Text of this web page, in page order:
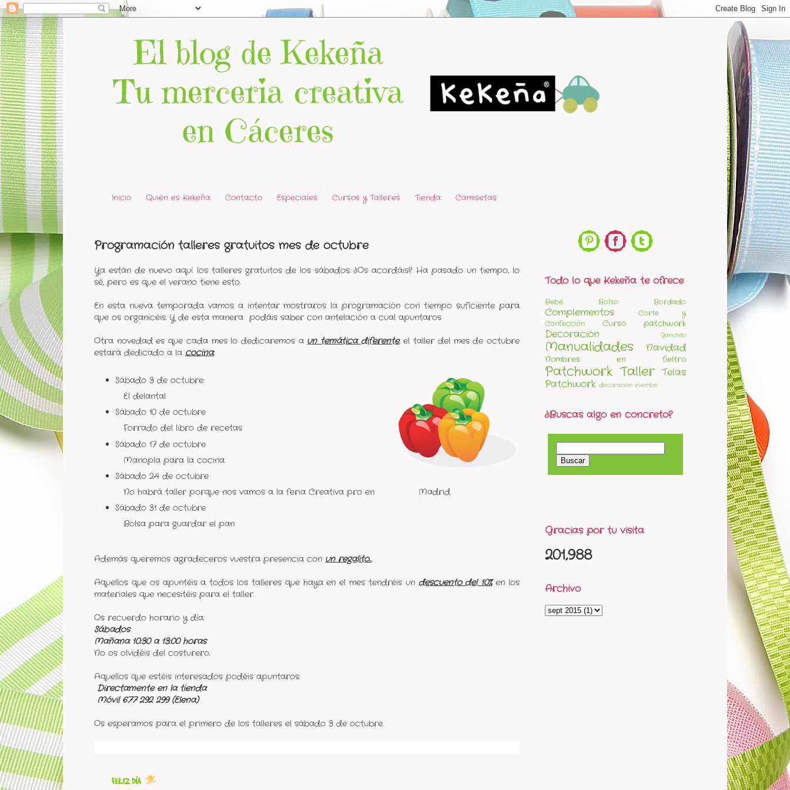
Inicio Quién es Kekeña Contacto Especiales Cursos y Talleres Tienda Camisetas
Programación talleres gratuitos mes de octubre
Ya están de nuevo aquí los talleres gratuitos de los sábados. ¿Os acordáis? Ha pasado un tiempo, lo
sé, pero es que el verano tiene esto.
En esta nueva temporada vamos a intentar mostraros la programación con tiempo suficiente para
que os organicéis. Y de esta manera podáis saber con antelación a cual apuntaros
Otra novedad es que cada mes lo dedicaremos a un temática diferente, el taller del mes de octubre
estará dedicado a la cocina;
Sábado 3 de octubre:
El delantal
Sábado 10 de octubre
Forrado del libro de recetas
Sábado 17 de octubre
Manopla para la cocina
Sábado 24 de octubre
No habrá taller porque nos vamos a la feria Creativa pro en Madrid
Sábado 31 de octubre
Bolsa para guardar el pan
Además queremos agradeceros vuestra presencia con un regalito....
Aquellos que os apuntéis a todos los talleres que haya en el mes tendréis undescuento del 10%en los
materiales que necesitéis para el taller.
Os recuerdo horario y día:
Sábados
Mañana 10:30 a 13:00 horas
No os olvidéis del costurero.
Aquellos que estéis interesados podéis apuntaros:
Directamente en la tienda
Móvil 677 292 299 (Elena)
Os esperamos para el primero de los talleres el sábado 3 de octubre.
Todo lo que Kekeña te ofrece
Bebé Bolso Bordado
Complementos
Corte y
Confección
Curso patchwork
Decoración Ganchillo
Manualidades Navidad
Nombres en fieltro
Patchwork Taller Telas
Patchwork decoración eventos
¿Buscas algo en concreto?
Gracias por tu visita
201,988
Archivo